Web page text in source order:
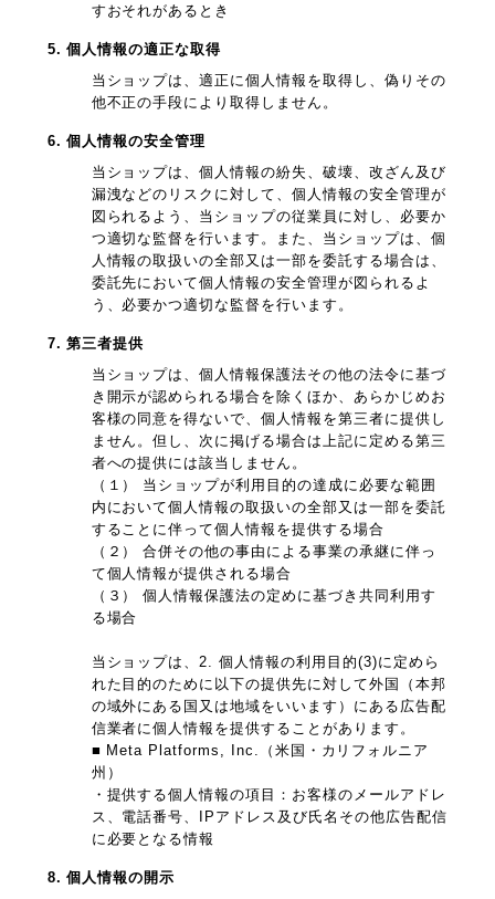
すおそれがあるとき
5. 個人情報の適正な取得
当ショップは、適正に個人情報を取得し、偽りその
他不正の手段により取得しません。
6. 個人情報の安全管理
当ショップは、個人情報の紛失、破壊、改ざん及び
漏洩などのリスクに対して、個人情報の安全管理が
図られるよう、当ショップの従業員に対し、必要か
つ適切な監督を行います。また、当ショップは、個
人情報の取扱いの全部又は一部を委託する場合は、
委託先において個人情報の安全管理が図られるよ
う、必要かつ適切な監督を行います。
7. 第三者提供
当ショップは、個人情報保護法その他の法令に基づ
き開示が認められる場合を除くほか、あらかじめお
客様の同意を得ないで、個人情報を第三者に提供し
ません。但し、次に掲げる場合は上記に定める第三
者への提供には該当しません。
（１） 当ショップが利用目的の達成に必要な範囲
内において個人情報の取扱いの全部又は一部を委託
することに伴って個人情報を提供する場合
（２） 合併その他の事由による事業の承継に伴っ
て個人情報が提供される場合
（３） 個人情報保護法の定めに基づき共同利用す
る場合
当ショップは、2. 個人情報の利用目的(3)に定めら
れた目的のために以下の提供先に対して外国（本邦
の域外にある国又は地域をいいます）にある広告配
信業者に個人情報を提供することがあります。
■ Meta Platforms, Inc.（米国・カリフォルニア
州）
・提供する個人情報の項目：お客様のメールアドレ
ス、電話番号、IPアドレス及び氏名その他広告配信
に必要となる情報
8. 個人情報の開示